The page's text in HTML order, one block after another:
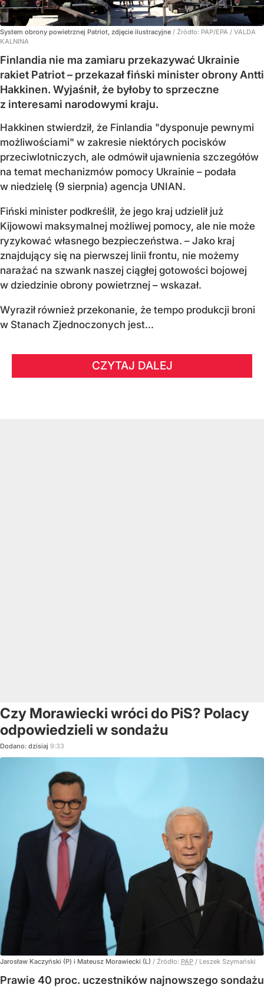
System obrony powietrznej Patriot, zdjęcie ilustracyjne / Źródło: PAP/EPA / VALDA
KALNINA
Finlandia nie ma zamiaru przekazywać Ukrainie
rakiet Patriot – przekazał fiński minister obrony Antti
Hakkinen. Wyjaśnił, że byłoby to sprzeczne
z interesami narodowymi kraju.
Hakkinen stwierdził, że Finlandia "dysponuje pewnymi
możliwościami" w zakresie niektórych pocisków
przeciwlotniczych, ale odmówił ujawnienia szczegółów
na temat mechanizmów pomocy Ukrainie – podała
w niedzielę (9 sierpnia) agencja UNIAN.
Fiński minister podkreślił, że jego kraj udzielił już
Kijowowi maksymalnej możliwej pomocy, ale nie może
ryzykować własnego bezpieczeństwa. – Jako kraj
znajdujący się na pierwszej linii frontu, nie możemy
narażać na szwank naszej ciągłej gotowości bojowej
w dziedzinie obrony powietrznej – wskazał.
Wyraził również przekonanie, że tempo produkcji broni
w Stanach Zjednoczonych jest...
CZYTAJ DALEJ
Czy Morawiecki wróci do PiS? Polacy
odpowiedzieli w sondażu
Dodano: dzisiaj 9:33
Jarosław Kaczyński (P) i Mateusz Morawiecki (L) / Źródło: PAP / Leszek Szymański
Prawie 40 proc. uczestników najnowszego sondażu